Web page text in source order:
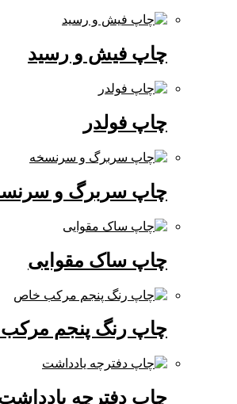
چاپ فیش و رسید
چاپ فولدر
چاپ سربرگ و سرنسخه
چاپ ساک مقوایی
چاپ رنگ پنجم مرکب خاص
چاپ دفترچه یادداشت